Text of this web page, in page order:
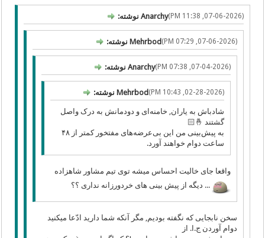
(07-06-2026, 11:38 PM) Anarchy نوشته:
(07-06-2026, 07:29 PM) Mehrbod نوشته:
(07-04-2026, 07:38 PM) Anarchy نوشته:
(02-28-2026, 10:43 PM) Mehrbod نوشته:
شادباش به یاران, خامنه‌ای و دودمانش به درک واصل
گشتند 🤞🏻
به پیش‌بینی من این بی‌عرضه‌های مفتخور کمتر از ۴۸
ساعت دوام خواهند آورد.
واقعا جای خالیت احساس میشه توی تیم مشاور شاهزاده
... دیگه از پیش بینی های خردورزانه نداری ؟؟
سخن نابجایی که نگفته بودیم, مگر آنکه شما دارید ادّعا میکنید
دوام آوردن ج.ا. از